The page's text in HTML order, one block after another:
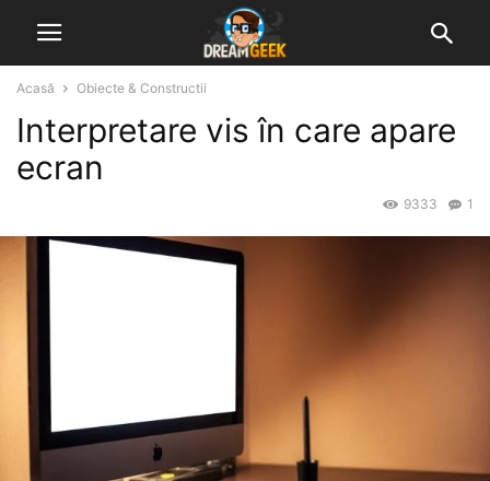
Acasă Obiecte & Constructii
Interpretare vis în care apare
ecran
1
9333